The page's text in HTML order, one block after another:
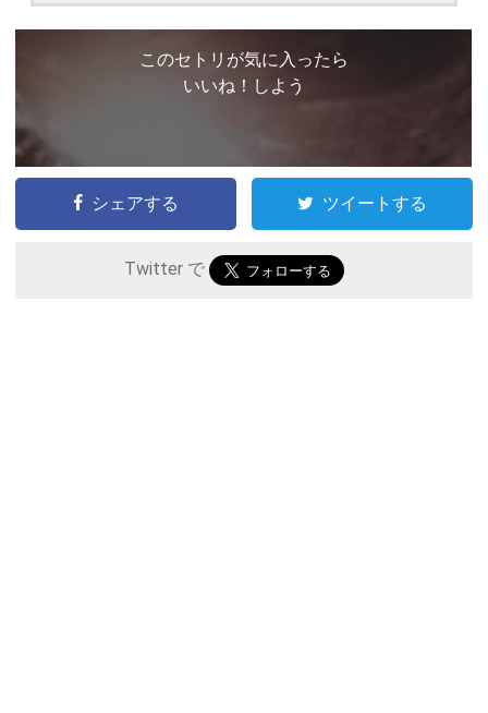
このセトリが気に入ったら
いいね！しよう
シェアする ツイートする
Twitter で